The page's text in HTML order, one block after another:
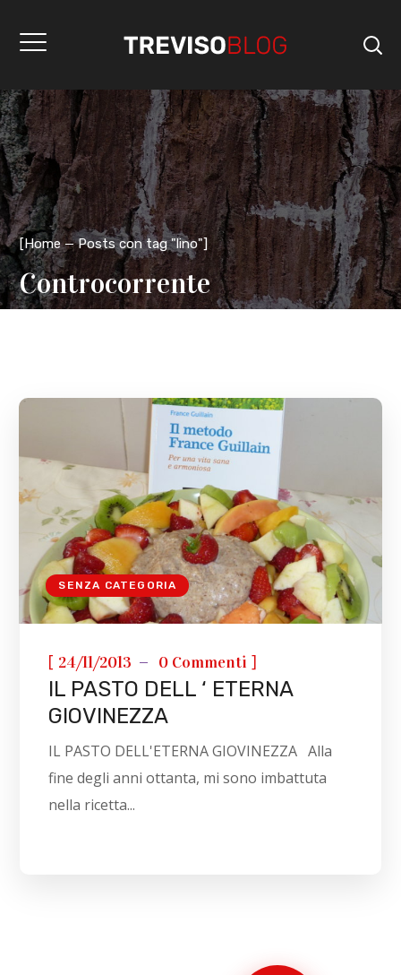
[Home Posts con tag "lino"]
Controcorrente
SENZA CATEGORIA
[ 24/11/2013 0 Commenti ]
IL PASTO DELL ‘ ETERNA
GIOVINEZZA
IL PASTO DELL'ETERNA GIOVINEZZA Alla
fine degli anni ottanta, mi sono imbattuta
nella ricetta...